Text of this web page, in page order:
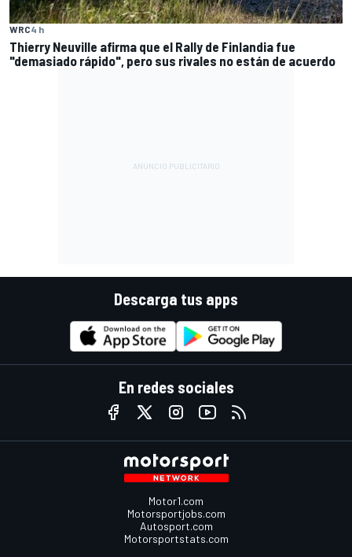
WRC4 h
Thierry Neuville afirma que el Rally de Finlandia fue
"demasiado rápido", pero sus rivales no están de acuerdo
Descarga tus apps
En redes sociales
Motor1.com
Motorsportjobs.com
Autosport.com
Motorsportstats.com